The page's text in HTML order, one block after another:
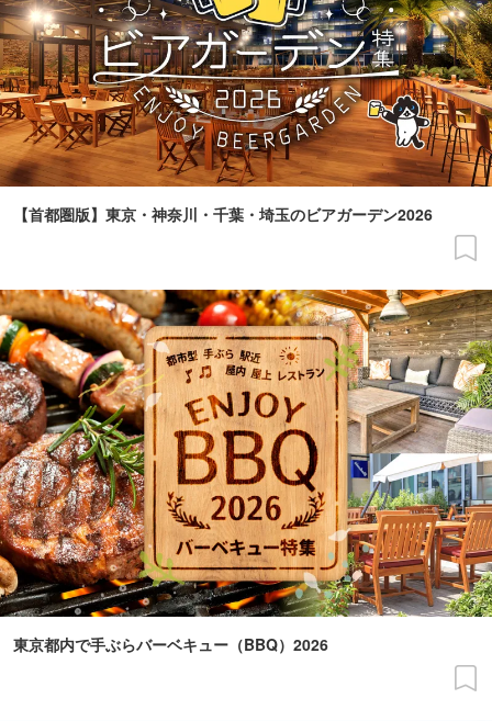
【首都圏版】東京・神奈川・千葉・埼玉のビアガーデン2026
東京都内で手ぶらバーベキュー（BBQ）2026